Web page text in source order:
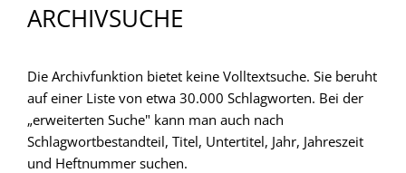
ARCHIVSUCHE
Die Archivfunktion bietet keine Volltextsuche. Sie beruht
auf einer Liste von etwa 30.000 Schlagworten. Bei der
„erweiterten Suche" kann man auch nach
Schlagwortbestandteil, Titel, Untertitel, Jahr, Jahreszeit
und Heftnummer suchen.